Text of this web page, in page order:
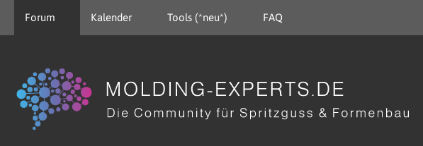
Forum Kalender Tools (*neu*) FAQ